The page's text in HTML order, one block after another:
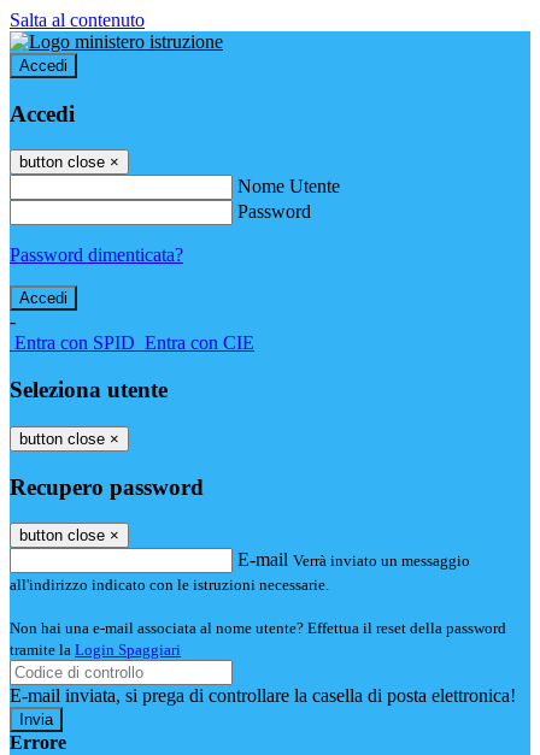
Salta al contenuto
Accedi
Accedi
button close ×
Nome Utente
Password
Password dimenticata?
-
Entra con SPID Entra con CIE
Seleziona utente
button close ×
Recupero password
button close ×
E-mail Verrà inviato un messaggio
all'indirizzo indicato con le istruzioni necessarie.
Non hai una e-mail associata al nome utente? Effettua il reset della password
tramite la Login Spaggiari
E-mail inviata, si prega di controllare la casella di posta elettronica!
Errore